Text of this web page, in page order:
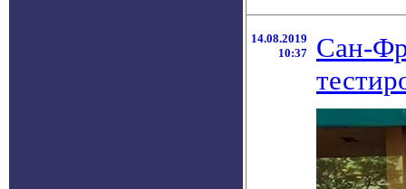
14.08.2019
10:37
Сан-